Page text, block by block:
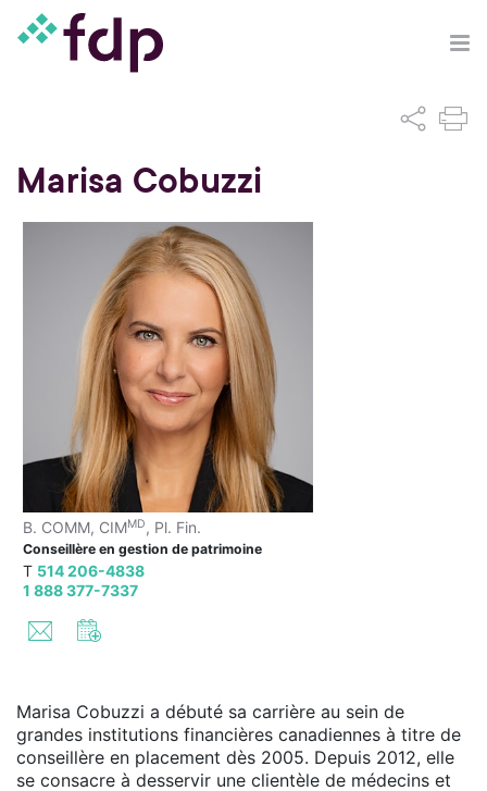
Marisa Cobuzzi
B. COMM, CIMMD, Pl. Fin.
Conseillère en gestion de patrimoine
T 514 206-4838
1 888 377-7337
Marisa Cobuzzi a débuté sa carrière au sein de
grandes institutions financières canadiennes à titre de
conseillère en placement dès 2005. Depuis 2012, elle
se consacre à desservir une clientèle de médecins et